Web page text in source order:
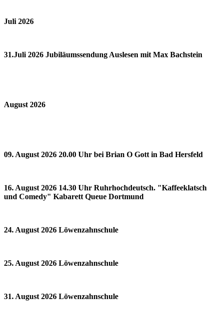
Juli 2026
31.Juli 2026 Jubiläumssendung Auslesen mit Max Bachstein
August 2026
09. August 2026 20.00 Uhr bei Brian O Gott in Bad Hersfeld
16. August 2026 14.30 Uhr Ruhrhochdeutsch. "Kaffeeklatsch
und Comedy" Kabarett Queue Dortmund
24. August 2026 Löwenzahnschule
25. August 2026 Löwenzahnschule
31. August 2026 Löwenzahnschule